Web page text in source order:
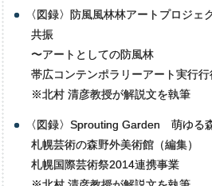
〈図録〉防⾵風林林アートプロジ
共振
〜アートとしての防風林
帯広コンテンポラリーアート実⾏行
※北村 清彦教授が解説文を執筆
〈図録〉Sprouting Garden 萌ゆる
札幌芸術の森野外美術館（編集）
札幌国際芸術祭2014連携事業